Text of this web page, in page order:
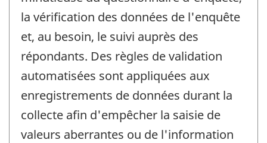
la vérification des données de l'enquête
et, au besoin, le suivi auprès des
répondants. Des règles de validation
automatisées sont appliquées aux
enregistrements de données durant la
collecte afin d'empêcher la saisie de
valeurs aberrantes ou de l'information